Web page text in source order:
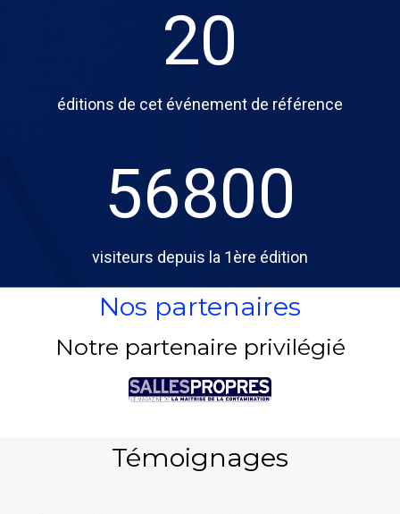
20
éditions de cet événement de référence
56800
visiteurs depuis la 1ère édition
Nos partenaires
Notre partenaire privilégié
Témoignages